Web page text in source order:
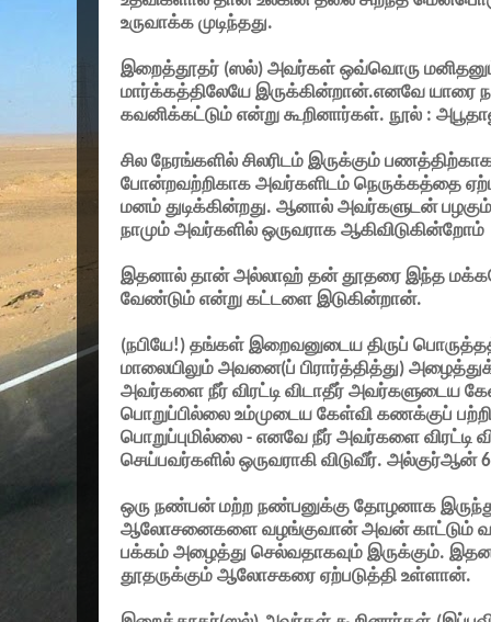
உருவாக்க முடிந்தது.
இறைத்தூதர் (ஸல்) அவர்கள் ஒவ்வொரு
மார்க்கத்திலேயே இருக்கின்றான்.எனவே
கவனிக்கட்டும் என்று கூறினார்கள். நூல் :
சில நேரங்களில் சிலரிடம் இருக்கும்
போன்றவற்றிகாக அவர்களிடம் நெருக்கத்தை
மனம் துடிக்கின்றது. ஆனால் அவர்களுடன்
நாமும் அவர்களில் ஒருவராக ஆகிவிடுகின்றோம்
இதனால் தான் அல்லாஹ் தன் தூதரை இந்த
வேண்டும் என்று கட்டளை இடுகின்றான்.
(நபியே!) தங்கள் இறைவனுடைய திருப்
மாலையிலும் அவனை(ப் பிரார்த்தித்து)
அவர்களை நீர் விரட்டி விடாதீர் அவர்களுடைய
பொறுப்பில்லை உம்முடைய கேள்வி கணக்குப்
பொறுப்புமில்லை - எனவே நீர் அவர்களை விரட்டி
செய்பவர்களில் ஒருவராகி விடுவீர். அல்குர்ஆன்
ஒரு நண்பன் மற்ற நண்பனுக்கு தோழனாக
ஆலோசனைகளை வழங்குவான் அவன் காட்டும் வழி
பக்கம் அழைத்து செல்வதாகவும் இருக்கும்.
தூதருக்கும் ஆலோசகரை ஏற்படுத்தி உள்ளான்.